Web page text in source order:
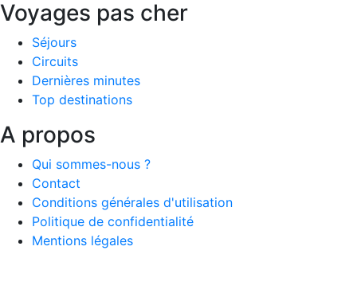
Voyages pas cher
Séjours
Circuits
Dernières minutes
Top destinations
A propos
Qui sommes-nous ?
Contact
Conditions générales d'utilisation
Politique de confidentialité
Mentions légales